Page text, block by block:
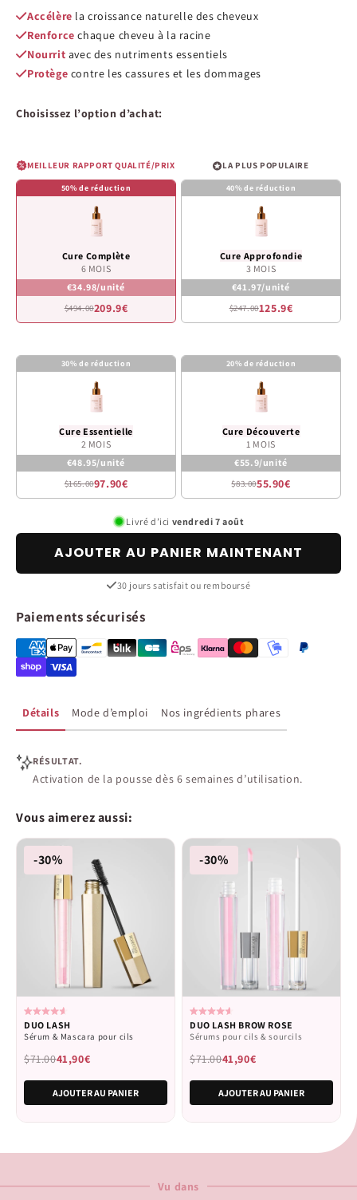
Accélère la croissance naturelle des cheveux
Renforce chaque cheveu à la racine
Nourrit avec des nutriments essentiels
Protège contre les cassures et les dommages
Choisissez l’option d’achat:
MEILLEUR RAPPORT QUALITÉ/PRIX
50% de réduction
Cure Complète
6 MOIS
€34.98/unité
$494.00209.9€
LA PLUS POPULAIRE
40% de réduction
Cure Approfondie
3 MOIS
€41.97/unité
$247.00125.9€
30% de réduction
Cure Essentielle
2 MOIS
€48.95/unité
$165.0097.90€
20% de réduction
Cure Découverte
1 MOIS
€55.9/unité
$83.0055.90€
Livré d’ici vendredi 7 août
AJOUTER AU PANIER MAINTENANT
30 jours satisfait ou remboursé
Paiements sécurisés
Détails Mode d’emploi Nos ingrédients phares
RÉSULTAT.
Activation de la pousse dès 6 semaines d’utilisation.
Vous aimerez aussi:
-30%
Noté
4.6
sur
5
étoiles
DUO LASH
Sérum & Mascara pour cils
$71.0041,90€
AJOUTER AU PANIER
-30%
Noté
4.6
sur
5
étoiles
DUO LASH BROW ROSE
Sérums pour cils & sourcils
$71.0041,90€
AJOUTER AU PANIER
Vu dans